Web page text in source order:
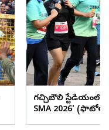
గచ్చిబౌలి స్టేడియంలో
SMA 2026'